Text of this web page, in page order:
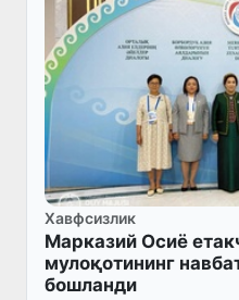
Хавфсизлик
Марказий Осиё
мулоқотининг
бошланди